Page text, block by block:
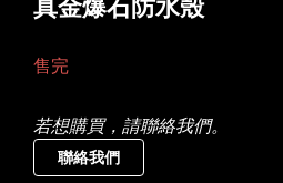
售完
若想購買，請聯絡我們。
聯絡我們